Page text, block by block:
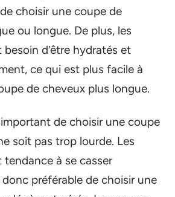
choisir une coupe de
ou longue. De plus, les
d’être hydratés et
ce qui est plus facile à
de cheveux plus longue.
de choisir une coupe
soit pas trop lourde. Les
à se casser
préférable de choisir une